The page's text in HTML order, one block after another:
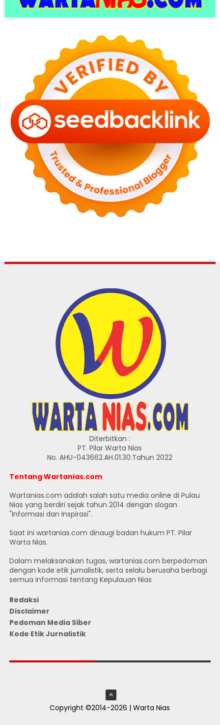
Diterbitkan :
PT. Pilar Warta Nias
No. AHU-043662.AH.01.30.Tahun 2022
Tentang Wartanias.com
Wartanias.com adalah salah satu media online di Pulau
Nias yang berdiri sejak tahun 2014 dengan slogan
"Informasi dan Inspirasi".
Saat ini wartanias.com dinaugi badan hukum PT. Pilar
Warta Nias.
Dalam melaksanakan tugas, wartanias.com berpedoman
dengan kode etik jurnalistik, serta selalu berusaha berbagi
semua informasi tentang Kepulauan Nias
Redaksi
Disclaimer
Pedoman Media Siber
Kode Etik Jurnalistik
Copyright ©2014-2026 | Warta Nias